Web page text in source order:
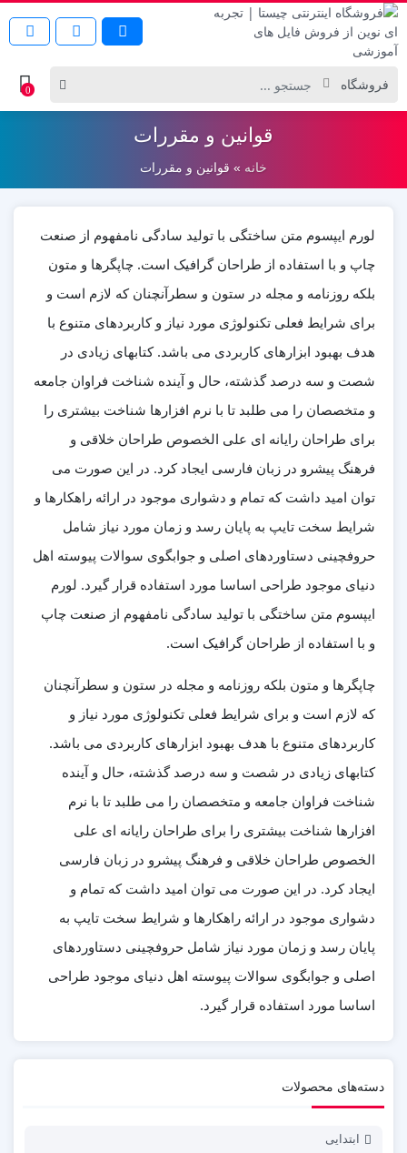
0
قوانین و مقررات
خانه » قوانین و مقررات
لورم ایپسوم متن ساختگی با تولید سادگی نامفهوم از صنعت
چاپ و با استفاده از طراحان گرافیک است. چاپگرها و متون
بلکه روزنامه و مجله در ستون و سطرآنچنان که لازم است و
برای شرایط فعلی تکنولوژی مورد نیاز و کاربردهای متنوع با
هدف بهبود ابزارهای کاربردی می باشد. کتابهای زیادی در
شصت و سه درصد گذشته، حال و آینده شناخت فراوان جامعه
و متخصصان را می طلبد تا با نرم افزارها شناخت بیشتری را
برای طراحان رایانه ای علی الخصوص طراحان خلاقی و
فرهنگ پیشرو در زبان فارسی ایجاد کرد. در این صورت می
توان امید داشت که تمام و دشواری موجود در ارائه راهکارها و
شرایط سخت تایپ به پایان رسد و زمان مورد نیاز شامل
حروفچینی دستاوردهای اصلی و جوابگوی سوالات پیوسته اهل
دنیای موجود طراحی اساسا مورد استفاده قرار گیرد. لورم
ایپسوم متن ساختگی با تولید سادگی نامفهوم از صنعت چاپ
و با استفاده از طراحان گرافیک است.
چاپگرها و متون بلکه روزنامه و مجله در ستون و سطرآنچنان
که لازم است و برای شرایط فعلی تکنولوژی مورد نیاز و
کاربردهای متنوع با هدف بهبود ابزارهای کاربردی می باشد.
کتابهای زیادی در شصت و سه درصد گذشته، حال و آینده
شناخت فراوان جامعه و متخصصان را می طلبد تا با نرم
افزارها شناخت بیشتری را برای طراحان رایانه ای علی
الخصوص طراحان خلاقی و فرهنگ پیشرو در زبان فارسی
ایجاد کرد. در این صورت می توان امید داشت که تمام و
دشواری موجود در ارائه راهکارها و شرایط سخت تایپ به
پایان رسد و زمان مورد نیاز شامل حروفچینی دستاوردهای
اصلی و جوابگوی سوالات پیوسته اهل دنیای موجود طراحی
اساسا مورد استفاده قرار گیرد.
دسته‌های محصولات
ابتدایی